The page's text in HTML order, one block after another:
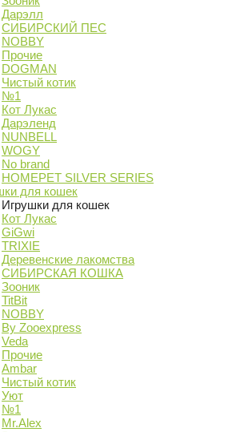
Дарэлл
СИБИРСКИЙ ПЕС
NOBBY
Прочие
DOGMAN
Чистый котик
№1
Кот Лукас
Дарэленд
NUNBELL
WOGY
No brand
HOMEPET SILVER SERIES
для кошек
Игрушки для кошек
Кот Лукас
GiGwi
TRIXIE
Деревенские лакомства
СИБИРСКАЯ КОШКА
Зооник
TitBit
NOBBY
By Zooexpress
Veda
Прочие
Ambar
Чистый котик
Уют
№1
Mr.Alex